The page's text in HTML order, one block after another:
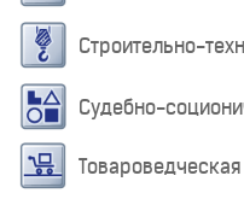
Строительно-
Судебно-